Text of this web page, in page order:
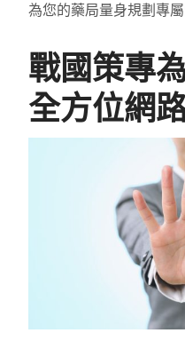
為您的藥局量身規劃專
戰國策專
全方位網